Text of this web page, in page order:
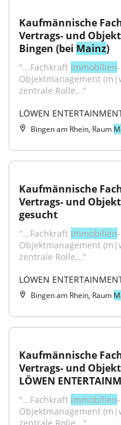
Kaufmännische
Vertrags- und
Bingen (bei Mainz)
"...Fachkraft Immobilien
Objektmanagement
zentrale Rolle..."
LÖWEN
Bingen am Rhein, Raum
Kaufmännische
Vertrags- und
gesucht
"...Fachkraft Immobilien
Objektmanagement
zentrale Rolle..."
LÖWEN
Bingen am Rhein, Raum
Kaufmännische
Vertrags- und
LÖWEN
"...Fachkraft Immobilien
Objektmanagement